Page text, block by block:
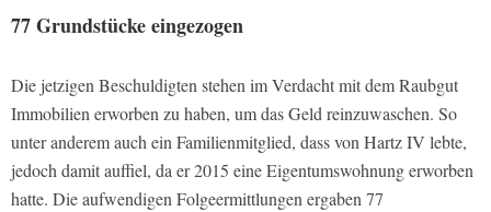
77 Grundstücke eingezogen
Die jetzigen Beschuldigten stehen im Verdacht mit dem Raubgut
Immobilien erworben zu haben, um das Geld reinzuwaschen. So
unter anderem auch ein Familienmitglied, dass von Hartz IV lebte,
jedoch damit auffiel, da er 2015 eine Eigentumswohnung erworben
hatte. Die aufwendigen Folgeermittlungen ergaben 77